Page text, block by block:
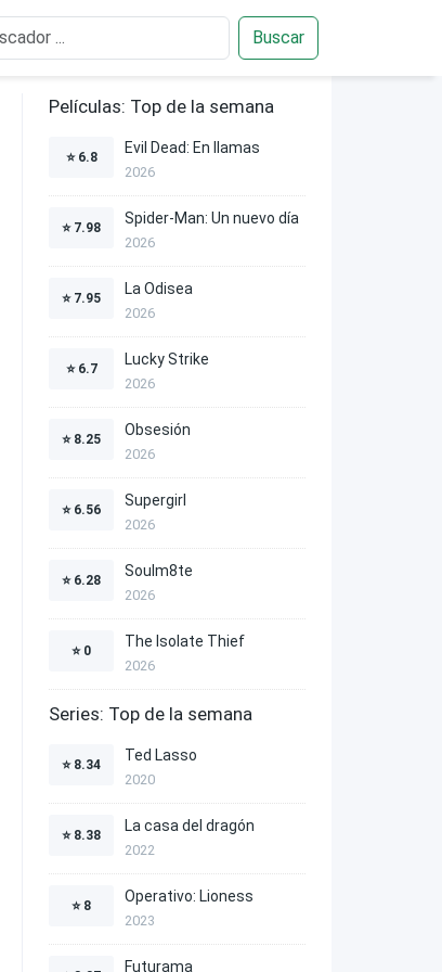
Buscar
Películas: Top de la semana
⭐ 6.8
Evil Dead: En llamas
2026
⭐ 7.98
Spider-Man: Un nuevo día
2026
⭐ 7.95
La Odisea
2026
⭐ 6.7
Lucky Strike
2026
⭐ 8.25
Obsesión
2026
⭐ 6.56
Supergirl
2026
⭐ 6.28
Soulm8te
2026
⭐ 0
The Isolate Thief
2026
Series: Top de la semana
⭐ 8.34
Ted Lasso
2020
⭐ 8.38
La casa del dragón
2022
⭐ 8
Operativo: Lioness
2023
Futurama